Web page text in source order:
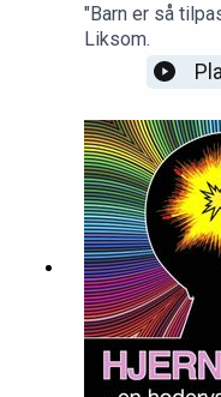
"Barn er så
Liksom.